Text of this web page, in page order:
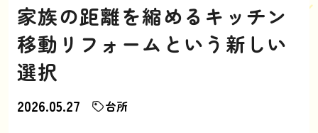
家族の距離を縮めるキッチン
移動リフォームという新しい
選択
2026.05.27 台所